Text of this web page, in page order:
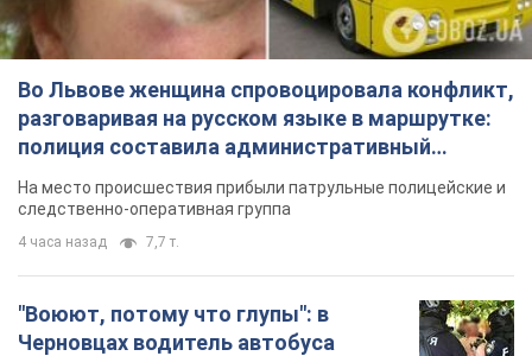
Во Львове женщина спровоцировала конфликт,
разговаривая на русском языке в маршрутке:
полиция составила административный
протокол. Видео
На место происшествия прибыли патрульные полицейские и
следственно-оперативная группа
4 часа назад 7,7 т.
"Воюют, потому что глупы": в
Черновцах водитель автобуса